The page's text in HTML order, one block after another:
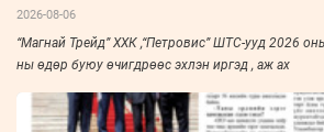
2026-08-06
“Магнай Трейд” ХХК ,“Петровис” ШТС-ууд 2026
ны өдөр буюу өчигдрөөс эхлэн иргэд , аж ах